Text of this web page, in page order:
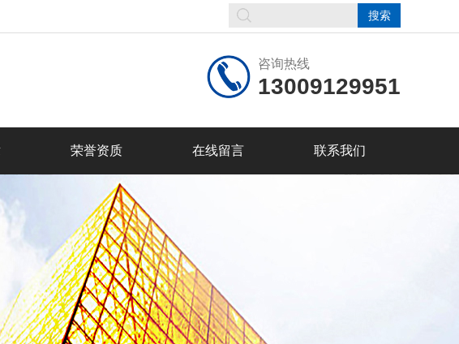
咨询热线
13009129951
荣誉资质 在线留言 联系我们